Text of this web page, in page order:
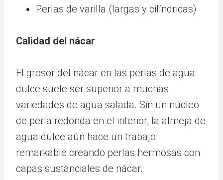
Perlas de varilla (largas y cilíndricas)
Calidad del nácar
El grosor del nácar en las perlas de agua
dulce suele ser superior a muchas
variedades de agua salada. Sin un núcleo
de perla redonda en el interior, la almeja de
agua dulce aún hace un trabajo
remarkable creando perlas hermosas con
capas sustanciales de nácar.